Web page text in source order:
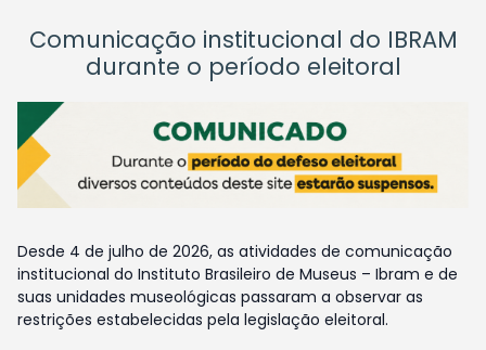
Comunicação institucional do IBRAM
durante o período eleitoral
Desde 4 de julho de 2026, as atividades de comunicação
institucional do Instituto Brasileiro de Museus – Ibram e de
suas unidades museológicas passaram a observar as
restrições estabelecidas pela legislação eleitoral.